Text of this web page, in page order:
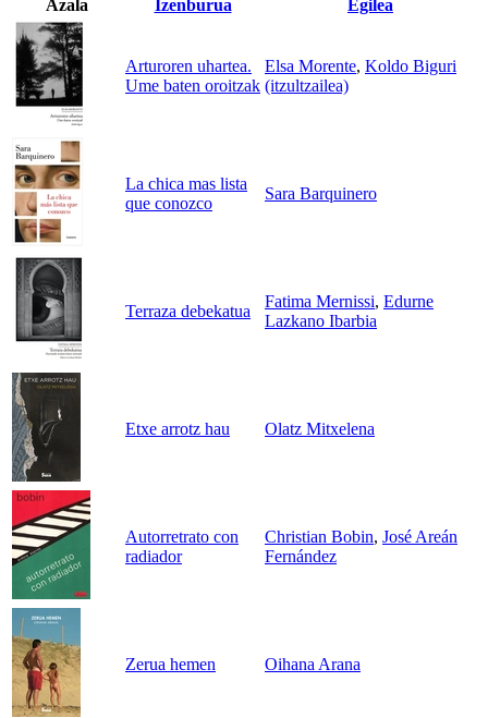
Azala Izenburua Egilea
Arturoren uhartea.
Ume baten oroitzak
Elsa Morente, Koldo Biguri
(itzultzailea)
La chica mas lista
que conozco
Sara Barquinero
Terraza debekatua
Fatima Mernissi, Edurne
Lazkano Ibarbia
Etxe arrotz hau Olatz Mitxelena
Autorretrato con
radiador
Christian Bobin, José Areán
Fernández
Zerua hemen Oihana Arana